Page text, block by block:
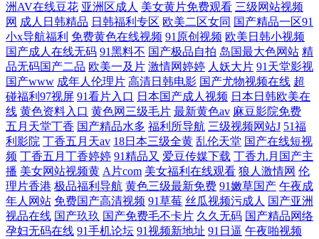
洲AV在线豆花 亚洲区成人 美女黄片免费观看 三级网站视频
网 成人日韩精品 日韩福利专区 欧美二区女同 国产精品一区91
小x导航福利 免费黄色在线视频 91原创视频 欧美日韩小视频
国产成人在线无码 91黑料不 国产极品自拍 岛国最大色网站 精
品无码国产二品 欧美一及片 激情网婷婷 人妖大片 91天堂影视
国产www 成年人伦理片 高清日韩电影 国产尤物视频在线 超
碰福利97视屏 91看片入口 日本国产成人视频 日本日韩欧美在
线 黄色资料入口 黄色网三级毛片 最新黄色av 麻豆影院免费
五月天堂丁香 国产精品水多 福利所导航 三级视频网站J 51福
利影院 丁香五月天av 18日本三级全黄 乱伦天堂 国产在线短视
频 丁香五月丁香婷婷 91精品又 爱豆传媒下载 丁香九月国产主
播 美女网站视频黄 A片com 美女福利在线观看 狼人激情网 伦
理片香港 极品福利导航 黄色三级最新免费 91嫩草国产 午夜成
年人网站 免费国产高清视频 91草莓 丝瓜视频污成人 国产亚洲
视品在线 国产玖玖 国产免费毛不卡片 久久无码 国产精品网络
孕妇无码在线 91手机论坛 91视频新地址 91日逼 午夜啪视频